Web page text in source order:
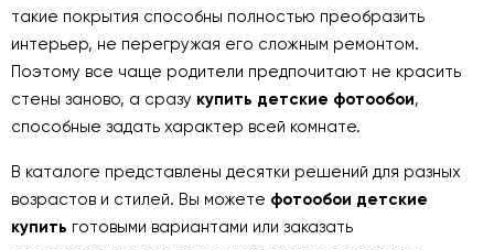
такие покрытия способны полностью преобразить
интерьер, не перегружая его сложным ремонтом.
Поэтому все чаще родители предпочитают не красить
стены заново, а сразу купить детские фотообои,
способные задать характер всей комнате.
В каталоге представлены десятки решений для разных
возрастов и стилей. Вы можете фотообои детские
купить готовыми вариантами или заказать